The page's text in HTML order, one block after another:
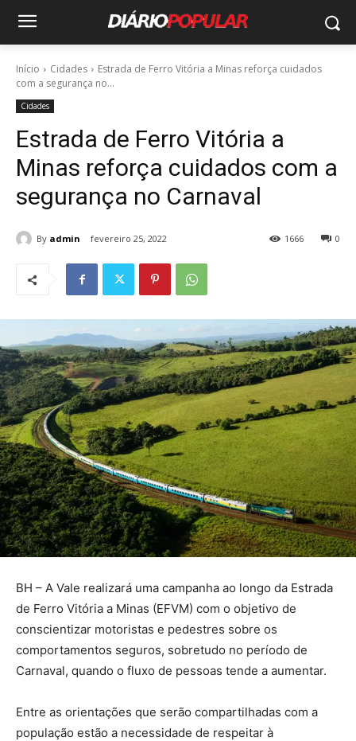
Início Cidades
Estrada de Ferro Vitória a Minas reforça cuidados
com a segurança no...
Cidades
Estrada de Ferro Vitória a
Minas reforça cuidados com a
segurança no Carnaval
By admin fevereiro 25, 2022 0
1666
BH – A Vale realizará uma campanha ao longo da Estrada
de Ferro Vitória a Minas (EFVM) com o objetivo de
conscientizar motoristas e pedestres sobre os
comportamentos seguros, sobretudo no período de
Carnaval, quando o fluxo de pessoas tende a aumentar.
Entre as orientações que serão compartilhadas com a
população estão a necessidade de respeitar à